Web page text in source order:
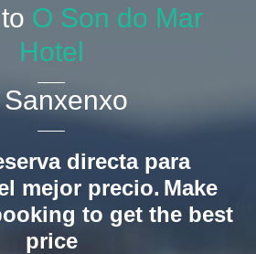
O Son do Mar
Hotel
directa para
mejor precio. Make
to get the best
price